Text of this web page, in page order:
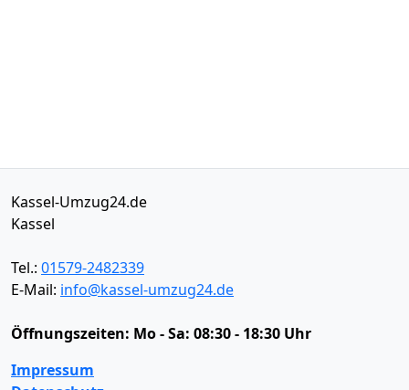
Kassel-Umzug24.de
Kassel
Tel.: 01579-2482339
E-Mail: info@kassel-umzug24.de
Öffnungszeiten: Mo - Sa: 08:30 - 18:30 Uhr
Impressum